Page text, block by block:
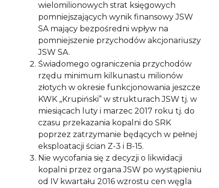
wielomilionowych strat księgowych
pomniejszających wynik finansowy JSW
SA mający bezpośredni wpływ na
pomniejszenie przychodów akcjonariuszy
JSW SA.
Świadomego ograniczenia przychodów
rzędu minimum kilkunastu milionów
złotych w okresie funkcjonowania jeszcze
KWK „Krupiński” w strukturach JSW tj. w
miesiącach luty i marzec 2017 roku tj. do
czasu przekazania kopalni do SRK
poprzez zatrzymanie będących w pełnej
eksploatacji ścian Z-3 i B-15.
Nie wycofania się z decyzji o likwidacji
kopalni przez organa JSW po wystąpieniu
od IV kwartału 2016 wzrostu cen węgla